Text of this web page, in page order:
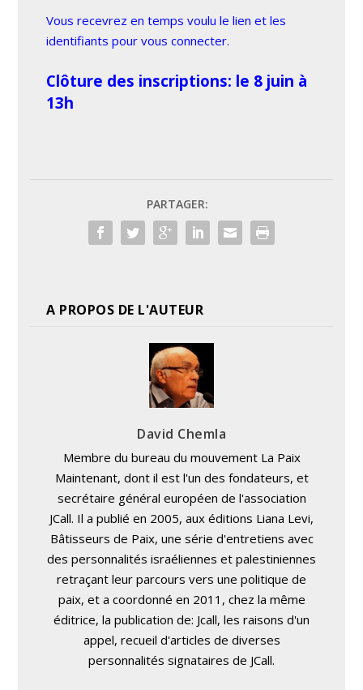
Vous recevrez en temps voulu le lien et les
identifiants pour vous connecter.
Clôture des inscriptions: le 8 juin à
13h
PARTAGER:
A PROPOS DE L'AUTEUR
David Chemla
Membre du bureau du mouvement La Paix
Maintenant, dont il est l'un des fondateurs, et
secrétaire général européen de l'association
JCall. Il a publié en 2005, aux éditions Liana Levi,
Bâtisseurs de Paix, une série d'entretiens avec
des personnalités israéliennes et palestiniennes
retraçant leur parcours vers une politique de
paix, et a coordonné en 2011, chez la même
éditrice, la publication de: Jcall, les raisons d'un
appel, recueil d'articles de diverses
personnalités signataires de JCall.